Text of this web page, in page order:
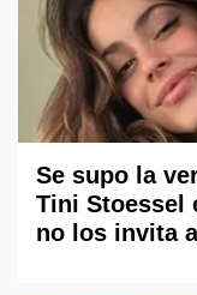
Se supo la
Tini Stoessel
no los invita